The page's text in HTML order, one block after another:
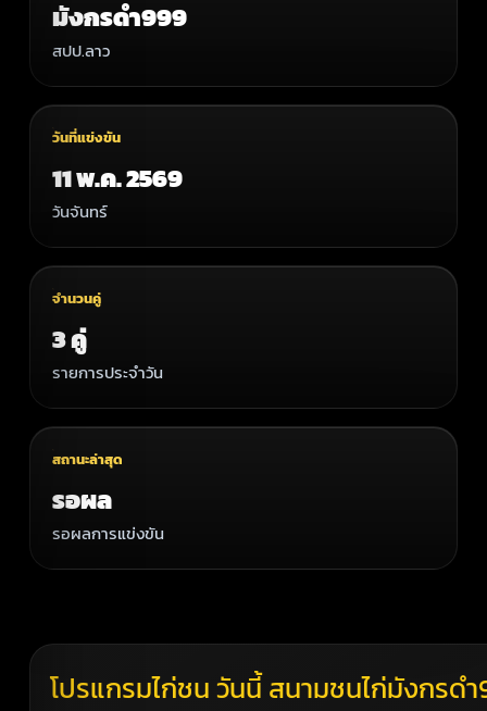
มังกรดำ999
สปป.ลาว
วันที่แข่งขัน
11 พ.ค. 2569
วันจันทร์
จำนวนคู่
3 คู่
รายการประจำวัน
สถานะล่าสุด
รอผล
รอผลการแข่งขัน
โปรแกรมไก่ชน วันนี้ สนามชนไก่มังกรด